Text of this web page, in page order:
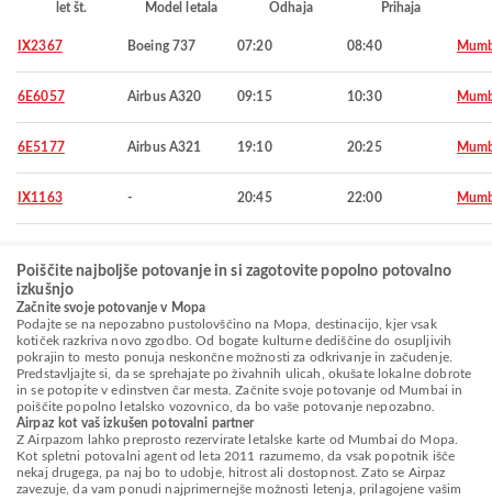
let št. Model letala Odhaja Prihaja
IX2367 Boeing 737 07:20 08:40
6E6057 Airbus A320 09:15 10:30
6E5177 Airbus A321 19:10 20:25
IX1163 - 20:45 22:00
Poiščite najboljše potovanje in si zagotovite popolno potovalno
izkušnjo
Začnite svoje potovanje v Mopa
Podajte se na nepozabno pustolovščino na Mopa, destinacijo, kjer vsak
kotiček razkriva novo zgodbo. Od bogate kulturne dediščine do osupljivih
pokrajin to mesto ponuja neskončne možnosti za odkrivanje in začudenje.
Predstavljajte si, da se sprehajate po živahnih ulicah, okušate lokalne dobrote
in se potopite v edinstven čar mesta. Začnite svoje potovanje od Mumbai in
poiščite popolno letalsko vozovnico, da bo vaše potovanje nepozabno.
Airpaz kot vaš izkušen potovalni partner
Z Airpazom lahko preprosto rezervirate letalske karte od Mumbai do Mopa.
Kot spletni potovalni agent od leta 2011 razumemo, da vsak popotnik išče
nekaj drugega, pa naj bo to udobje, hitrost ali dostopnost. Zato se Airpaz
zavezuje, da vam ponudi najprimernejše možnosti letenja, prilagojene vašim